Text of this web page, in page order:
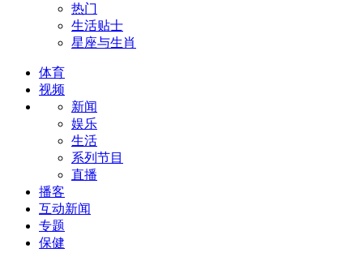
热门
生活贴士
星座与生肖
体育
视频
新闻
娱乐
生活
系列节目
直播
播客
互动新闻
专题
保健